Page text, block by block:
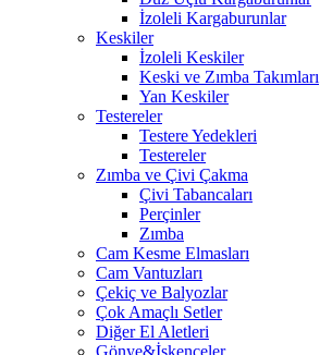
İzoleli Kargaburunlar
Keskiler
İzoleli Keskiler
Keski ve Zımba Takımları
Yan Keskiler
Testereler
Testere Yedekleri
Testereler
Zımba ve Çivi Çakma
Çivi Tabancaları
Perçinler
Zımba
Cam Kesme Elmasları
Cam Vantuzları
Çekiç ve Balyozlar
Çok Amaçlı Setler
Diğer El Aletleri
Gönye&İşkenceler